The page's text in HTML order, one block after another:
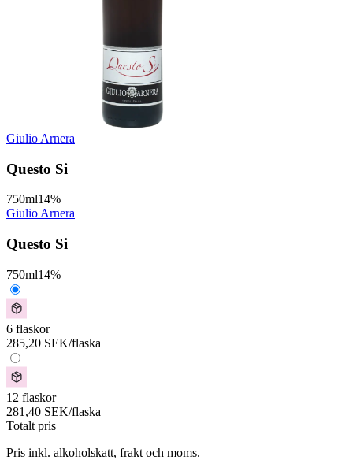
Giulio Arnera
Questo Si
750ml14%
Giulio Arnera
Questo Si
750ml14%
6 flaskor
285,20 SEK/flaska
12 flaskor
281,40 SEK/flaska
Totalt pris
Pris inkl. alkoholskatt, frakt och moms.